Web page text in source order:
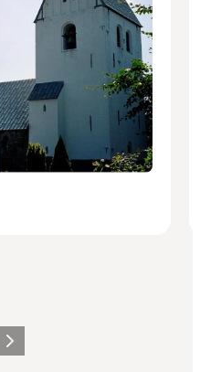
Volgende